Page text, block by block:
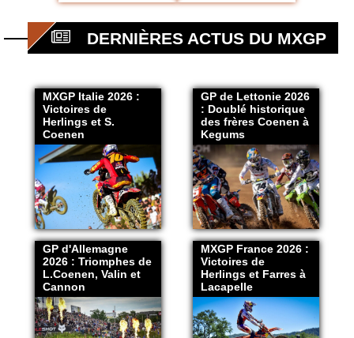
DERNIÈRES ACTUS DU MXGP
MXGP Italie 2026 :
Victoires de
Herlings et S.
Coenen
GP de Lettonie 2026
: Doublé historique
des frères Coenen à
Kegums
GP d'Allemagne
2026 : Triomphes de
L.Coenen, Valin et
Cannon
MXGP France 2026 :
Victoires de
Herlings et Farres à
Lacapelle